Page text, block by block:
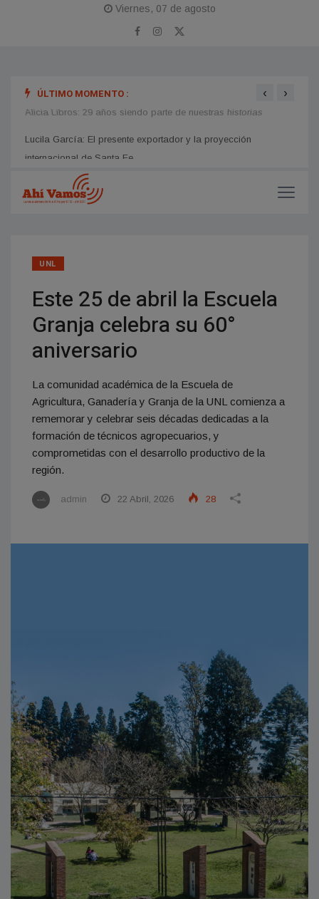
Viernes, 07 de agosto
ÚLTIMO MOMENTO :
Alicia Libros: 29 años siendo parte de nuestras historias
‹ ›
UNL
Este 25 de abril la Escuela
Granja celebra su 60°
aniversario
La comunidad académica de la Escuela de
Agricultura, Ganadería y Granja de la UNL comienza a
rememorar y celebrar seis décadas dedicadas a la
formación de técnicos agropecuarios, y
comprometidas con el desarrollo productivo de la
región.
admin 22 Abril, 2026 28